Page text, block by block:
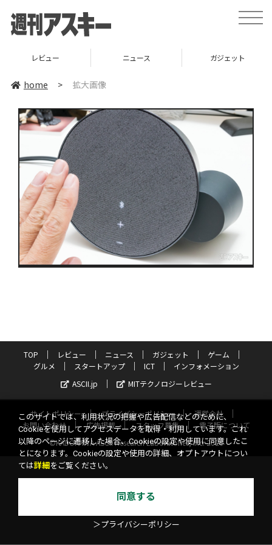
toggle
レビュー ニュース ガジェット
home > 拡大画像
TOP レビュー ニュース ガジェット
ゲーム
グルメ
スタートアップ ICT
インフォメーション
ASCII.jp
MITテクノロジーレビュー
サイトポリシー プライバシーポリシー
運営会社
お問い合わせ
広告掲載 スタッフ募集
電子版について
©KADOKAWA ASCII Research Laboratories, Inc. 2026
このサイトでは、利用状況の把握や広告配信などのために、
Cookieを使用してアクセスデータを取得・利用しています。これ
以降のページに遷移した場合、Cookieの設定や使用に同意したこ
とになります。Cookieの設定や使用の詳細、オプトアウトについ
ては詳細 をご覧ください。
同意する
＞プライバシーポリシー